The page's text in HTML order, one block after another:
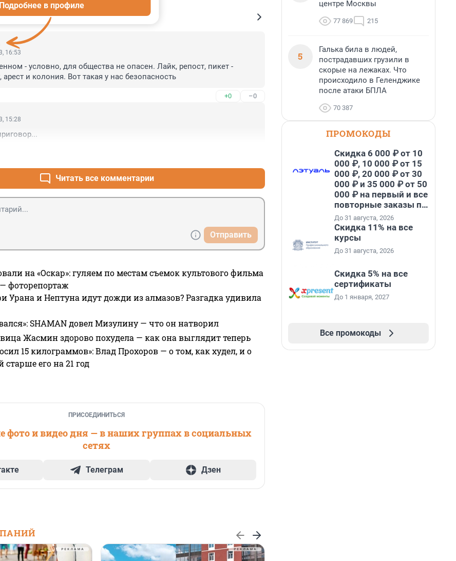
6
Подробнее в профиле
16:53
- условно, для общества не опасен. Лайк, репост, пикет -
и колония. Вот такая у нас безопасность
+0 –0
15:28
Читать все комментарии
Отправить
на «Оскар»: гуляем по местам съемок культового фильма
фоторепортаж
Урана и Нептуна идут дожди из алмазов? Разгадка удивила
SHAMAN довел Мизулину — что он натворил
Жасмин здорово похудела — как она выглядит теперь
15 килограммов»: Влад Прохоров — о том, как худел, и о
его на 21 год
ПРИСОЕДИНИТЬСЯ
фото и видео дня — в наших группах в социальных
сетях
Телеграм Дзен
центре Москвы
77 869 215
5
Галька била в людей,
пострадавших грузили в
скорые на лежаках. Что
происходило в Геленджике
после атаки БПЛА
70 387
ПРОМОКОДЫ
Скидка 6 000 ₽ от 10
000 ₽, 10 000 ₽ от 15
000 ₽, 20 000 ₽ от 30
000 ₽ и 35 000 ₽ от 50
000 ₽ на первый и все
повторные заказы по
промокоду НАБЕРИ
До 31 августа, 2026
Скидка 11% на все
курсы
До 31 августа, 2026
Скидка 5% на все
сертификаты
До 1 января, 2027
Все промокоды